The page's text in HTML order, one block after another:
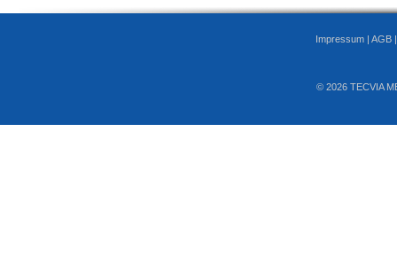
Impressum | AGB
© 2026 TECVIA